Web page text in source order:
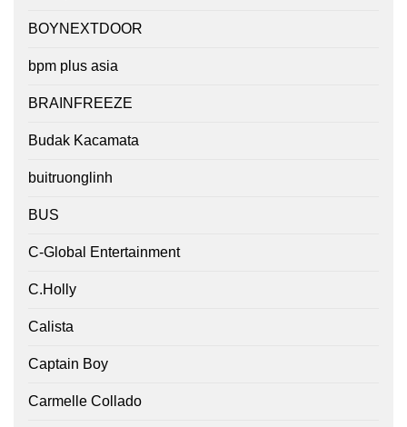
BOYNEXTDOOR
bpm plus asia
BRAINFREEZE
Budak Kacamata
buitruonglinh
BUS
C-Global Entertainment
C.Holly
Calista
Captain Boy
Carmelle Collado